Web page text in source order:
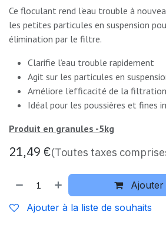
Ce floculant rend l’eau trouble à
les petites particules en suspension
élimination par le filtre.
Clarifie l’eau trouble rapidement
Agit sur les particules en
Améliore l’efficacité de la filtration
Idéal pour les poussières et fines
Produit en granules -5kg
21,49 €(Toutes taxes
Ajouter à la liste de souhaits